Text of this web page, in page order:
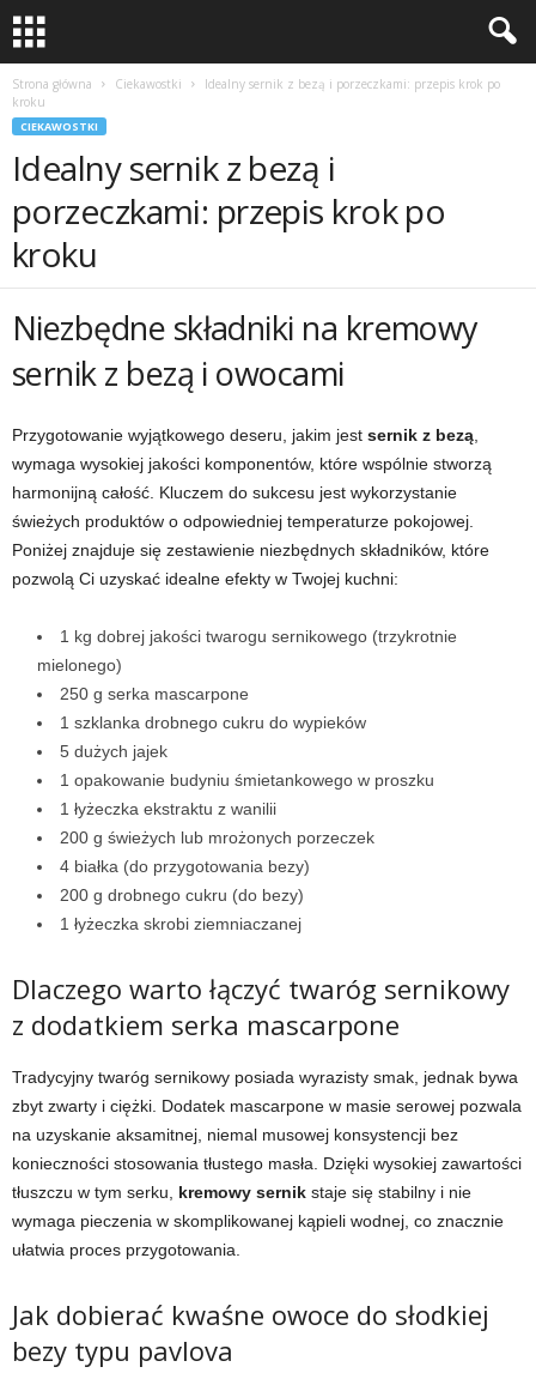
Strona główna Ciekawostki
Idealny sernik z bezą i porzeczkami: przepis krok po
kroku
CIEKAWOSTKI
Idealny sernik z bezą i
porzeczkami: przepis krok po
kroku
Niezbędne składniki na kremowy
sernik z bezą i owocami
Przygotowanie wyjątkowego deseru, jakim jest sernik z bezą
wymaga wysokiej jakości komponentów, które wspólnie stworzą
harmonijną całość. Kluczem do sukcesu jest wykorzystanie
świeżych produktów o odpowiedniej temperaturze pokojowej.
Poniżej znajduje się zestawienie niezbędnych składników, które
pozwolą Ci uzyskać idealne efekty w Twojej kuchni:
1 kg dobrej jakości twarogu sernikowego (trzykrotnie
mielonego)
250 g serka mascarpone
1 szklanka drobnego cukru do wypieków
5 dużych jajek
1 opakowanie budyniu śmietankowego w proszku
1 łyżeczka ekstraktu z wanilii
200 g świeżych lub mrożonych porzeczek
4 białka (do przygotowania bezy)
200 g drobnego cukru (do bezy)
1 łyżeczka skrobi ziemniaczanej
Dlaczego warto łączyć twaróg sernikowy
z dodatkiem serka mascarpone
Tradycyjny twaróg sernikowy posiada wyrazisty smak, jednak bywa
zbyt zwarty i ciężki. Dodatek mascarpone w masie serowej pozwala
na uzyskanie aksamitnej, niemal musowej konsystencji bez
konieczności stosowania tłustego masła. Dzięki wysokiej zawartości
tłuszczu w tym serku, kremowy sernik staje się stabilny i nie
wymaga pieczenia w skomplikowanej kąpieli wodnej, co znacznie
ułatwia proces przygotowania.
Jak dobierać kwaśne owoce do słodkiej
bezy typu pavlova